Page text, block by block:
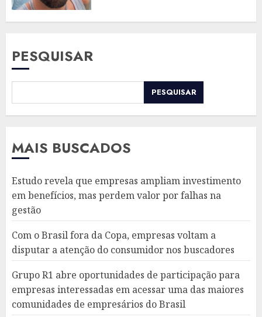
PESQUISAR
PESQUISAR
MAIS BUSCADOS
Estudo revela que empresas ampliam investimento
em benefícios, mas perdem valor por falhas na
gestão
Com o Brasil fora da Copa, empresas voltam a
disputar a atenção do consumidor nos buscadores
Grupo R1 abre oportunidades de participação para
empresas interessadas em acessar uma das maiores
comunidades de empresários do Brasil